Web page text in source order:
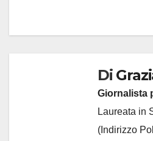
Di
Giornalista
Laureata in
(Indirizzo